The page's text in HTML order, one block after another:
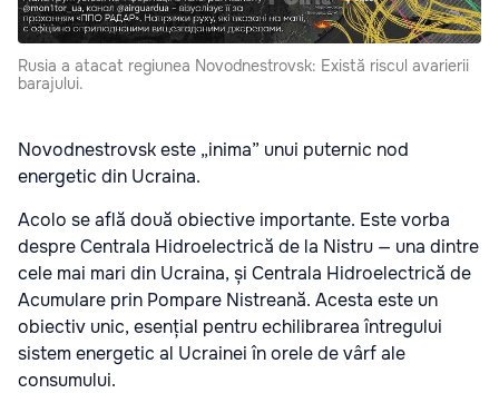
Rusia a atacat regiunea Novodnestrovsk: Există riscul avarierii
barajului.
Novodnestrovsk este „inima” unui puternic nod
energetic din Ucraina.
Acolo se află două obiective importante. Este vorba
despre Centrala Hidroelectrică de la Nistru — una dintre
cele mai mari din Ucraina, și Centrala Hidroelectrică de
Acumulare prin Pompare Nistreană. Acesta este un
obiectiv unic, esențial pentru echilibrarea întregului
sistem energetic al Ucrainei în orele de vârf ale
consumului.